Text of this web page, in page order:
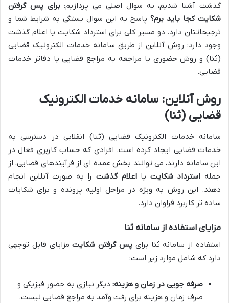
گذشت آشنا شدیم، به سوال اصلی می پردازیم:برای پس گرفتن
شکایت کجا باید برم؟ پاسخ به این سوال بستگی به شرایط شما و
ترجیحاتتان دارد. دو مسیر کلی برای استرداد شکایت یا اعلام گذشت
وجود دارد: روش آنلاین از طریق سامانه خدمات الکترونیک قضایی
(ثنا) و روش حضوری با مراجعه به مراجع قضایی یا دفاتر خدمات
قضایی.
روش آنلاین: سامانه خدمات الکترونیک
قضایی (ثنا)
سامانه خدمات الکترونیک قضایی (ثنا) انقلابی در دسترسی به
خدمات قضایی ایجاد کرده است. افرادی که حساب کاربری فعال در
این سامانه دارند، می توانند بخش عمده ای از فرآیندهای قضایی، از
جمله استرداد شکایت یااعلام گذشت را به صورت آنلاین انجام
دهند. این روش به ویژه در مراحل اولیه پرونده و برای شکایات
ساده تر کاربرد فراوان دارد.
مزایای استفاده از سامانه ثنا
استفاده از سامانه ثنا برای پس گرفتن شکایتمزایای قابل توجهی
دارد که شامل موارد زیر است:
صرفه جویی در زمان و هزینه: دیگر نیازی به حضور فیزیکی و
صرف زمان و هزینه برای رفت وآمد به مراجع قضایی نیست.